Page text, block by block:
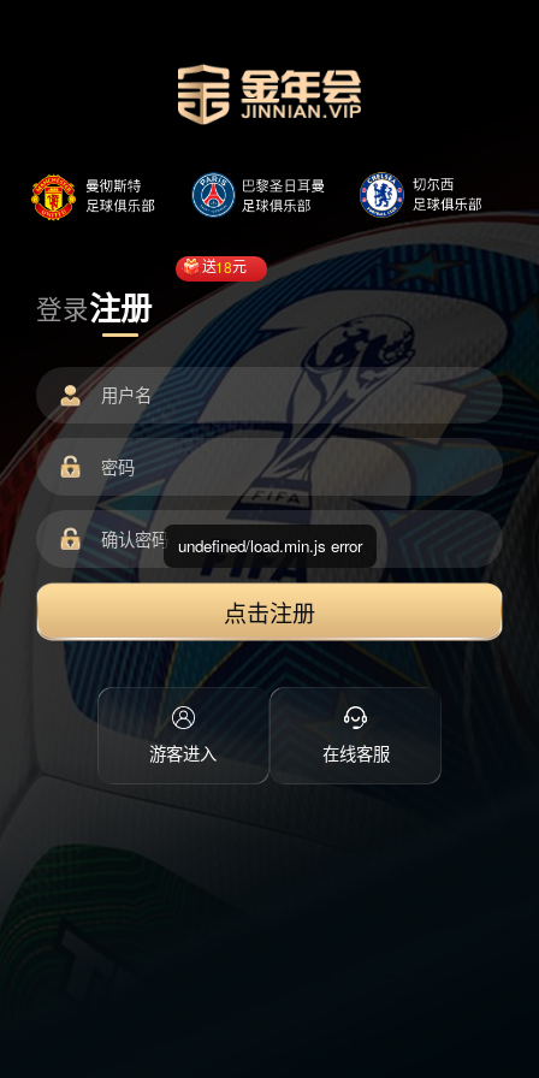
登录注册
送18元
点击注册
游客进入 在线客服
undefined/load.min.js error